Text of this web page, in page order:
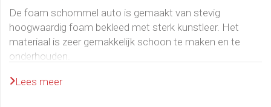
De foam schommel auto is gemaakt van stevig
hoogwaardig foam bekleed met sterk kunstleer. Het
materiaal is zeer gemakkelijk schoon te maken en te
onderhouden.
Lees meer